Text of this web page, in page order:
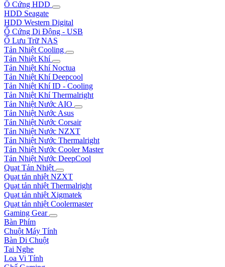
Ổ Cứng HDD
HDD Seagate
HDD Western Digital
Ổ Cứng Di Động - USB
Ổ Lưu Trữ NAS
Tản Nhiệt Cooling
Tản Nhiệt Khí
Tản Nhiệt Khí Noctua
Tản Nhiệt Khí Deepcool
Tản Nhiệt Khí ID - Cooling
Tản Nhiệt Khí Thermalright
Tản Nhiệt Nước AIO
Tản Nhiệt Nước Asus
Tản Nhiệt Nước Corsair
Tản Nhiệt Nước NZXT
Tản Nhiệt Nước Thermalright
Tản Nhiệt Nước Cooler Master
Tản Nhiệt Nước DeepCool
Quạt Tản Nhiệt
Quạt tản nhiệt NZXT
Quạt tản nhiệt Thermalright
Quạt tản nhiệt Xigmatek
Quạt tản nhiệt Coolermaster
Gaming Gear
Bàn Phím
Chuột Máy Tính
Bàn Di Chuột
Tai Nghe
Loa Vi Tính